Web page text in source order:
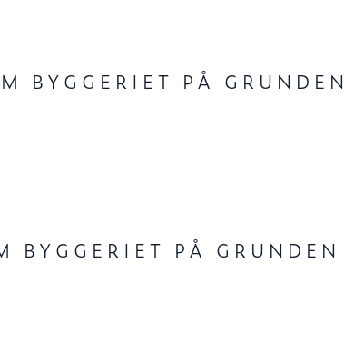
BYGGERIET PÅ GRUNDEN
PÅ GRUNDEN